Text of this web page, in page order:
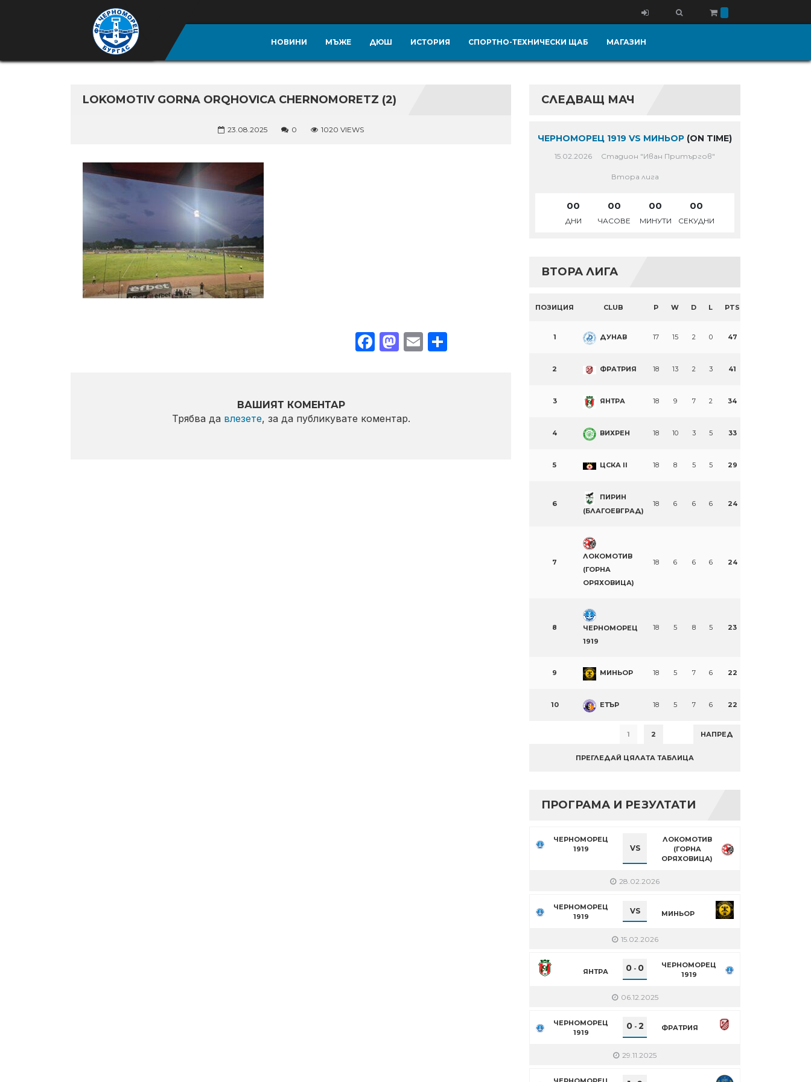
НОВИНИ МЪЖЕ ДЮШ ИСТОРИЯ СПОРТНО-ТЕХНИЧЕСКИ ЩАБ МАГАЗИН
LOKOMOTIV GORNA ORQHOVICA CHERNOMORETZ (2)
23.08.2025 0 1020 VIEWS
Facebook
Mastodon
EmailShare
ВАШИЯТ КОМЕНТАР
Трябва да влезете, за да публикувате коментар.
СЛЕДВАЩ МАЧ
ЧЕРНОМОРЕЦ 1919 VS МИНЬОР (ON TIME)
15.02.2026 Стадион "Иван Притъргов"
Втора лига
00
ДНИ
00
ЧАСОВЕ
00
МИНУТИ
00
СЕКУДНИ
ВТОРА ЛИГА
ПОЗИЦИЯ CLUB P W D L PTS
1 ДУНАВ 17 15 2 0 47
2 ФРАТРИЯ 18 13 2 3 41
3 ЯНТРА 18 9 7 2 34
4 ВИХРЕН 18 10 3 5 33
5 ЦСКА II 18 8 5 5 29
6
ПИРИН
(БЛАГОЕВГРАД)
18 6 6 6 24
7
ЛОКОМОТИВ
(ГОРНА
ОРЯХОВИЦА)
18 6 6 6 24
8
ЧЕРНОМОРЕЦ
1919
18 5 8 5 23
9 МИНЬОР 18 5 7 6 22
10 ЕТЪР 18 5 7 6 22
1 2 НАПРЕД
ПРЕГЛЕДАЙ ЦЯЛАТА ТАБЛИЦА
ПРОГРАМА И РЕЗУЛТАТИ
ЧЕРНОМОРЕЦ
1919
VS
ЛОКОМОТИВ
(ГОРНА
ОРЯХОВИЦА)
28.02.2026
ЧЕРНОМОРЕЦ
1919
VS МИНЬОР
15.02.2026
ЯНТРА 0 - 0
ЧЕРНОМОРЕЦ
1919
06.12.2025
ЧЕРНОМОРЕЦ
1919
0- 2 ФРАТРИЯ
29.11.2025